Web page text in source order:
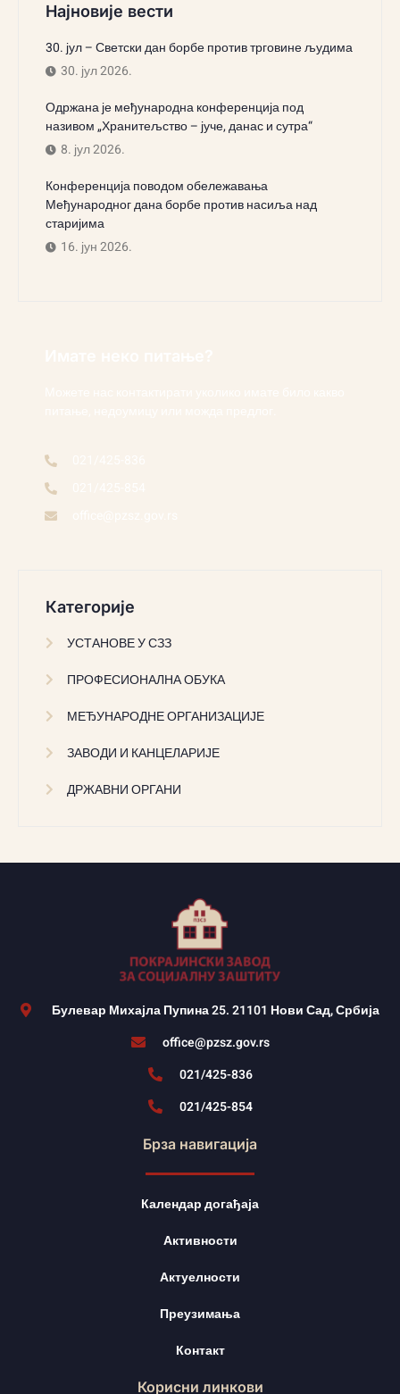
Најновије вести
30. јул – Светски дан борбе против трговине људима
30. јул 2026.
Одржана је међународна конференција под
називом „Хранитељство – јуче, данас и сутра“
8. јул 2026.
Конференција поводом обележавања
Међународног дана борбе против насиља над
старијима
16. јун 2026.
Категорије
УСТАНОВЕ У СЗЗ
ПРОФЕСИОНАЛНА ОБУКА
МЕЂУНАРОДНЕ ОРГАНИЗАЦИЈЕ
ЗАВОДИ И КАНЦЕЛАРИЈЕ
ДРЖАВНИ ОРГАНИ
Булевар Михајла Пупина 25. 21101 Нови Сад, Србија
office@pzsz.gov.rs
021/425-836
021/425-854
Брза навигација
Календар догађаја
Активности
Актуелности
Преузимања
Контакт
Корисни линкови